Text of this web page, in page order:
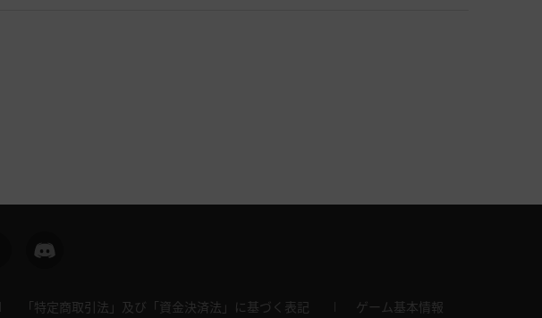
「特定商取引法」及び「資金決済法」に基づく表記
ゲーム基本情報